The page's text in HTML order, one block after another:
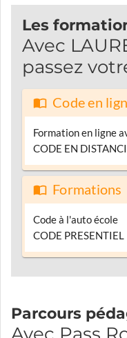
Les
Avec
passez
Code en
Formation en ligne
CODE EN
Formations
Code à l'auto école
CODE PRESENTIEL
Parcours